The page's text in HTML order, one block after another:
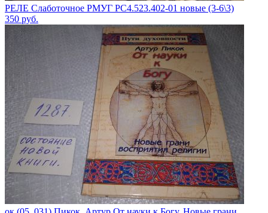
РЕЛЕ Слаботочное РМУГ РС4.523.402-01 новые (3-6\3)
350 руб.